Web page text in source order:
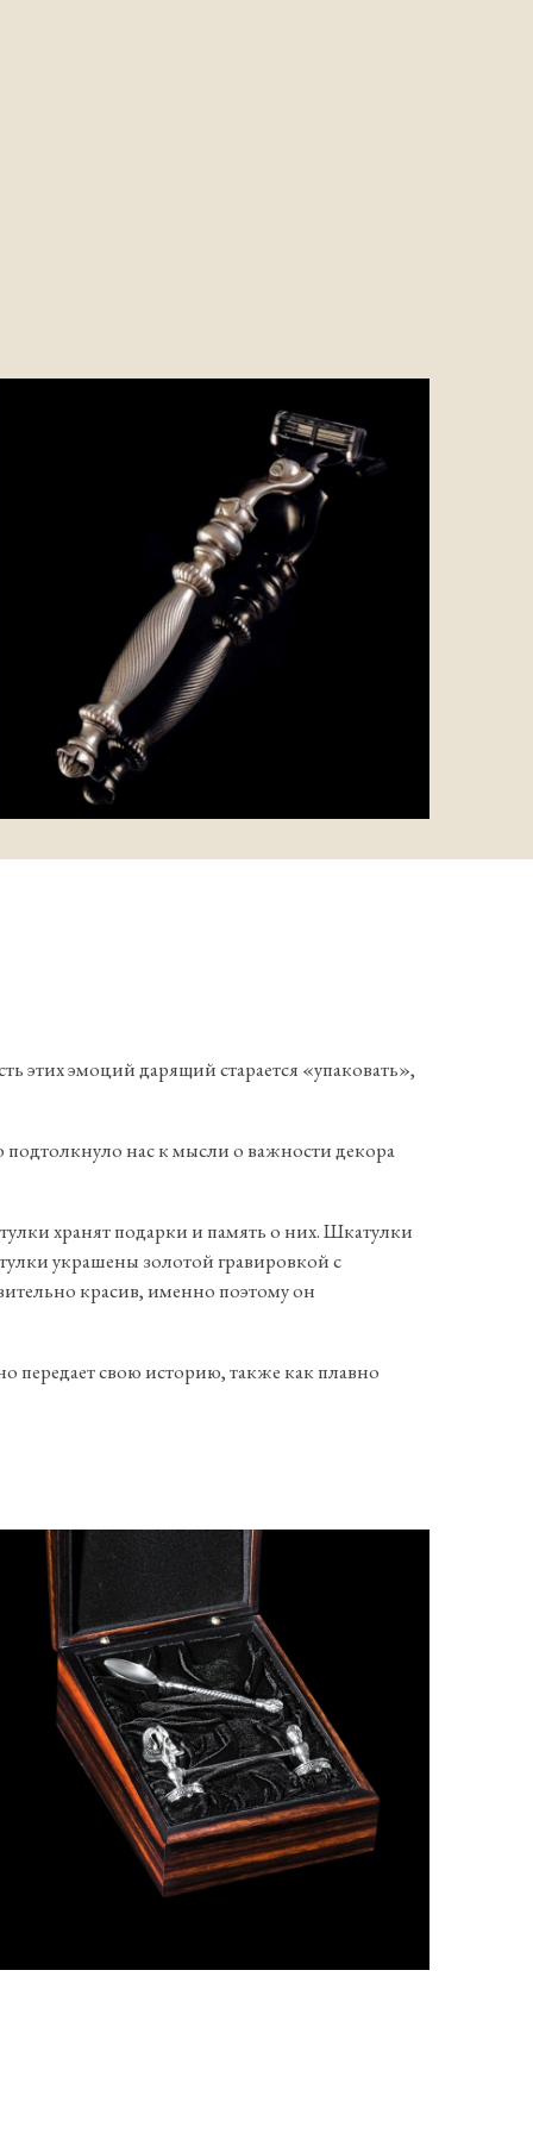
этих эмоций дарящий старается «упаковать»,
подтолкнуло нас к мысли о важности декора
хранят подарки и память о них. Шкатулки
украшены золотой гравировкой с
красив, именно поэтому он
передает свою историю, также как плавно